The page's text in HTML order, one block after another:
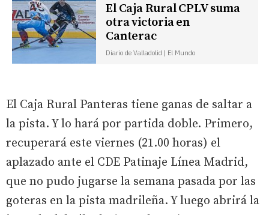
El Caja Rural CPLV suma
otra victoria en
Canterac
Diario de Valladolid | El Mundo
El Caja Rural Panteras tiene ganas de saltar a
la pista. Y lo hará por partida doble. Primero,
recuperará este viernes (21.00 horas) el
aplazado ante el CDE Patinaje Línea Madrid,
que no pudo jugarse la semana pasada por las
goteras en la pista madrileña. Y luego abrirá la